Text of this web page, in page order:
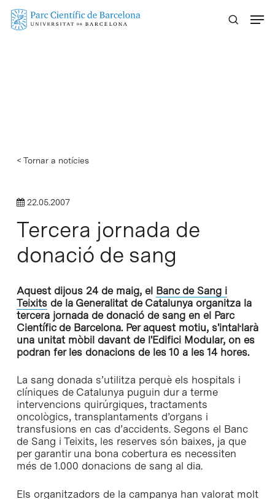
Skip
< Tornar a notícies
22.05.2007
Tercera jornada de
donació de sang
Aquest dijous 24 de maig, el Banc de Sang i
Teixitsde la Generalitat de Catalunya organitza la
tercera jornada de donació de sang en el Parc
Científic de Barcelona. Per aquest motiu, s'intal·larà
una unitat mòbil davant de l'Edifici Modular, on es
podran fer les donacions de les 10 a les 14 hores.
La sang donada s’utilitza perquè els hospitals i
clíniques de Catalunya puguin dur a terme
intervencions quirúrgiques, tractaments
oncològics, transplantaments d’organs i
transfusions en cas d’accidents. Segons el Banc
de Sang i Teixits, les reserves són baixes, ja que
per garantir una bona cobertura es necessiten
més de 1.000 donacions de sang al dia.
Els organitzadors de la campanya han valorat molt